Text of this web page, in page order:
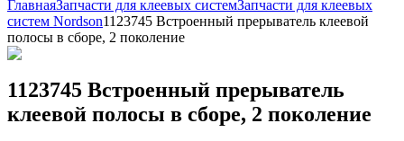
ГлавнаяЗапчасти для клеевых системЗапчасти для клеевых
систем Nordson1123745 Встроенный прерыватель клеевой
полосы в сборе, 2 поколение
1123745 Встроенный прерыватель
клеевой полосы в сборе, 2 поколение